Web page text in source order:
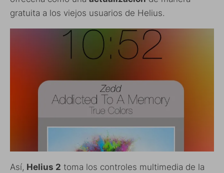
gratuita a los viejos usuarios de Helius.
Así, Helius 2 toma los controles multimedia de la